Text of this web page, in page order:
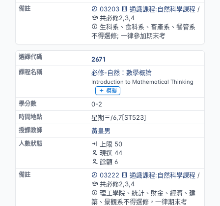
03203
通識課程:自然科學課程 /
共必修2,3,4
生科系、食科系、畜產系、餐管系
不得選修; 一律參加期末考
2671
必修-自然：數學概論
Introduction to Mathematical Thinking
模擬
0-2
星期三/6,7[ST523]
黃皇男
上限 50
現選 44
餘額 6
03222
通識課程:自然科學課程 /
共必修2,3,4
理工學院、統計、財金、經濟、建
築、景觀系不得選修，一律期末考